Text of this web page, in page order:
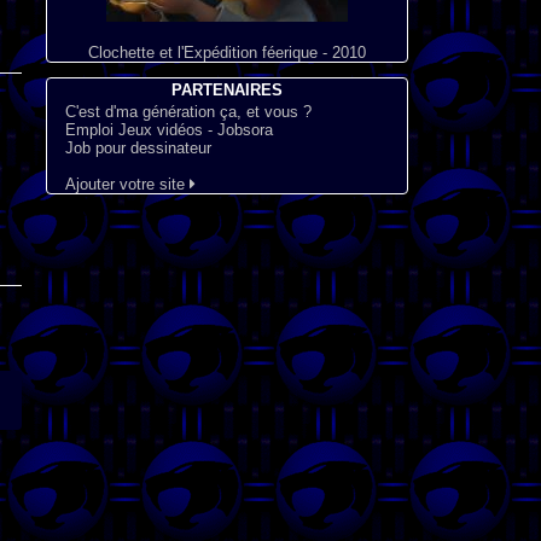
Clochette et l'Expédition féerique - 2010
PARTENAIRES
C'est d'ma génération ça, et vous ?
Emploi Jeux vidéos - Jobsora
Job pour dessinateur
Ajouter votre site